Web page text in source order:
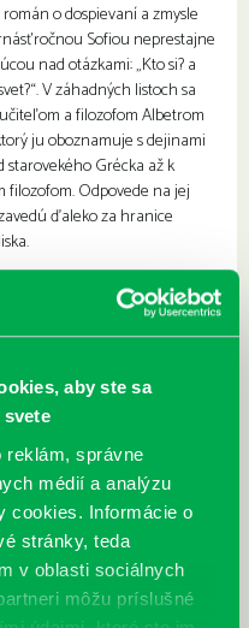
aby ste sa
reklám, správne
médií a analýzu
cookies. Informácie o
stránky, teda
v oblasti sociálnych
môžu príslušné
o dospievaní a zmysle
Sofiou neprestajne
nad otázkami: „Kto si? a
V záhadných listoch sa
a filozofom Albetrom
ju oboznamuje s dejinami
starovekého Grécka až k
filozofom. Odpovede na jej
ďaleko za hranice